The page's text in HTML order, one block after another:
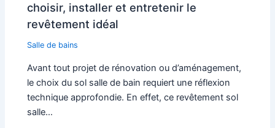
choisir, installer et entretenir le
revêtement idéal
Salle de bains
Avant tout projet de rénovation ou d’aménagement,
le choix du sol salle de bain requiert une réflexion
technique approfondie. En effet, ce revêtement sol
salle…